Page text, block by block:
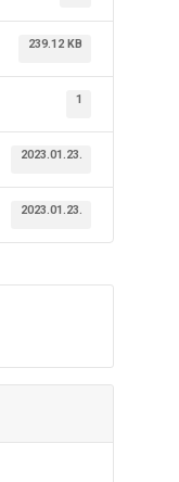
239.12 KB
1
2023.01.23.
2023.01.23.